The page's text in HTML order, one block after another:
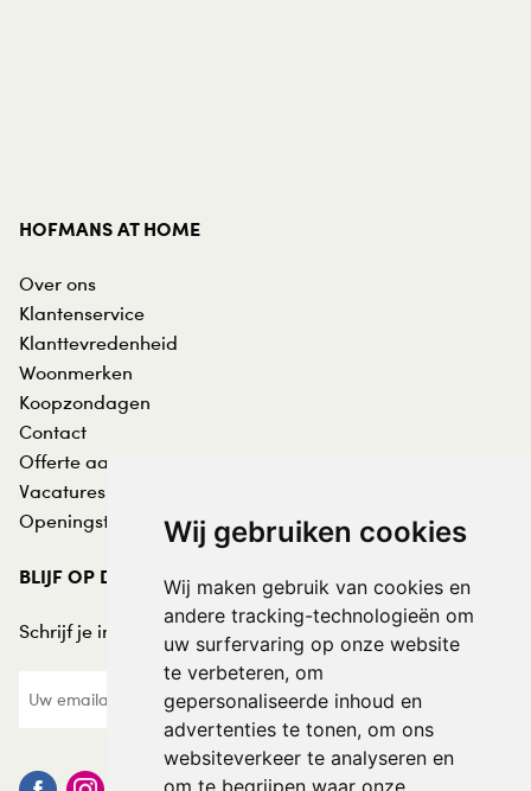
Wij gebruiken cookies
Wij maken gebruik van cookies en
andere tracking-technologieën om
uw surfervaring op onze website
te verbeteren, om
gepersonaliseerde inhoud en
advertenties te tonen, om ons
websiteverkeer te analyseren en
om te begrijpen waar onze
HOFMANS AT HOME
Over ons
Klantenservice
Klanttevredenheid
Woonmerken
Koopzondagen
Contact
Offerte aanvraag
Vacatures
Openingstijden
BLIJF OP DE HOOGTE
Schrijf je in voor de nieuwsbrief: